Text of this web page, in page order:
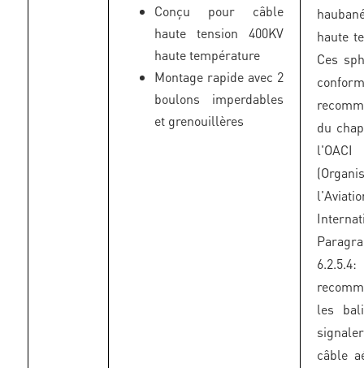
Conçu pour câble
haute tension 400KV
haute température
Montage rapide avec 2
boulons imperdables
et grenouillères
haute
Ces
du
l'OACI
les
câble